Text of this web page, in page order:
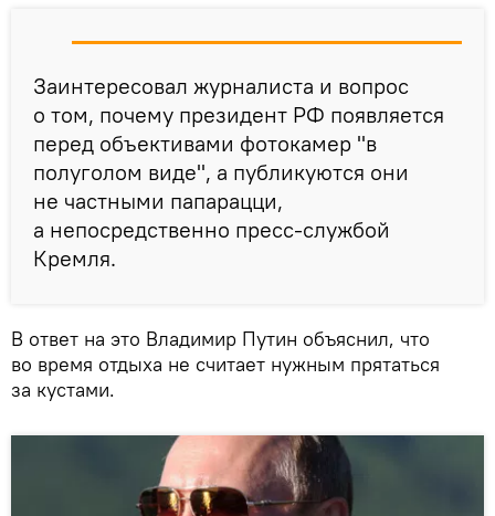
Заинтересовал журналиста и вопрос
о том, почему президент РФ появляется
перед объективами фотокамер "в
полуголом виде", а публикуются они
не частными папарацци,
а непосредственно пресс-службой
Кремля.
В ответ на это Владимир Путин объяснил, что
во время отдыха не считает нужным прятаться
за кустами.